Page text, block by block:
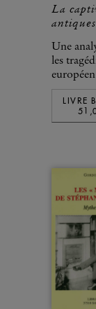
La
Une
les
européen
LIVRE